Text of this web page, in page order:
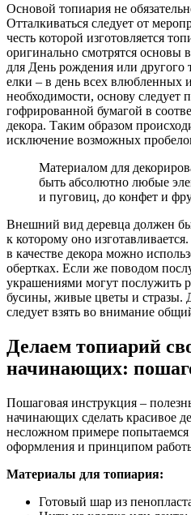
Основой топиария не
Отталкиваться следует от
честь которой изготовляется
оригинально смотрятся основы
для День рождения или другого
елки – в день всех влюбленных
необходимости, основу следует
гофрированной бумагой в
декора. Таким образом
исключение возможных
Материалом для
быть абсолютно любые
и пуговиц, до конфет и
Внешний вид деревца должен
к которому оно
в качестве декора можно
обертках. Если же поводом
украшениями могут послужить
бусины, живые цветы и стразы.
следует взять во внимание
Делаем топиарий
начинающих:
Пошаговая инструкция –
начинающих сделать красивое
несложном примере попытаемся
оформления и принципом
Материалы для топиария:
Готовый шар из